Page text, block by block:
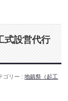
式設営代行
ゴリー :地鎮祭（起工